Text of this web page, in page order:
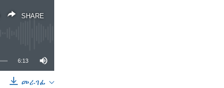
SHARE
6:13
መራገፊ